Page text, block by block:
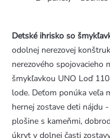
Detské ihrisko so
odolnej nerezovej
nerezového spojovacieho
šmykľavkou UNO Loď
lode. Deťom ponúka veľa
hernej zostave deti nájdu
plošine s kameňmi,
úkryt v dolnej časti